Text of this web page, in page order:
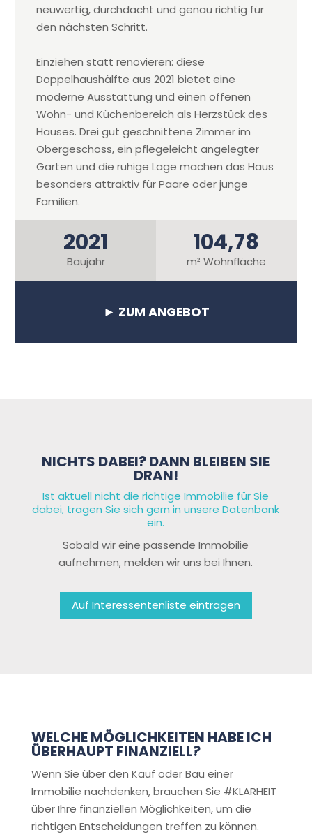
neuwertig, durchdacht und genau richtig für
den nächsten Schritt.
Einziehen statt renovieren: diese
Doppelhaushälfte aus 2021 bietet eine
moderne Ausstattung und einen offenen
Wohn- und Küchenbereich als Herzstück des
Hauses. Drei gut geschnittene Zimmer im
Obergeschoss, ein pflegeleicht angelegter
Garten und die ruhige Lage machen das Haus
besonders attraktiv für Paare oder junge
Familien.
2021
Baujahr
104,78
m² Wohnfläche
► ZUM ANGEBOT
NICHTS DABEI? DANN BLEIBEN SIE
DRAN!
Ist aktuell nicht die richtige Immobilie für Sie
dabei, tragen Sie sich gern in unsere Datenbank
ein.
Sobald wir eine passende Immobilie
aufnehmen, melden wir uns bei Ihnen.
Auf Interessentenliste eintragen
WELCHE MÖGLICHKEITEN HABE ICH
ÜBERHAUPT FINANZIELL?
Wenn Sie über den Kauf oder Bau einer
Immobilie nachdenken, brauchen Sie #KLARHEIT
über Ihre finanziellen Möglichkeiten, um die
richtigen Entscheidungen treffen zu können.